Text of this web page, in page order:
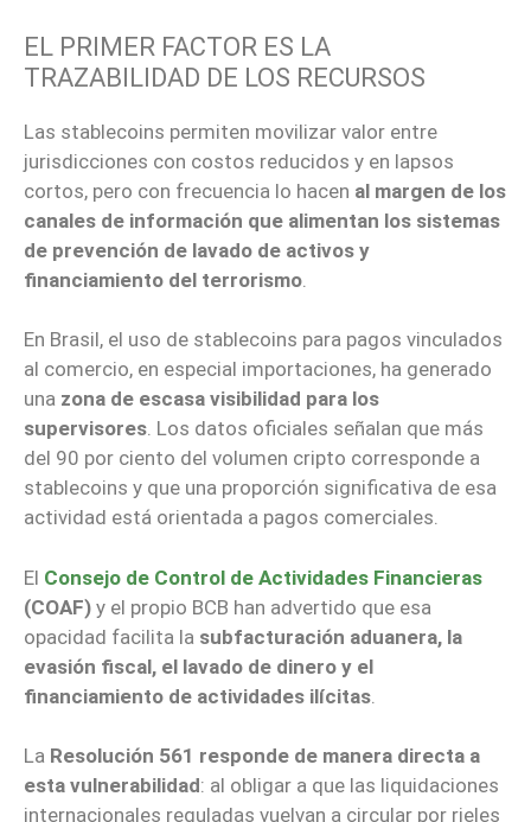
EL PRIMER FACTOR ES LA
TRAZABILIDAD DE LOS RECURSOS
Las stablecoins permiten movilizar valor entre
jurisdicciones con costos reducidos y en lapsos
cortos, pero con frecuencia lo hacen al margen de los
canales de información que alimentan los sistemas
de prevención de lavado de activos y
financiamiento del terrorismo
En Brasil, el uso de stablecoins para pagos vinculados
al comercio, en especial importaciones, ha generado
una zona de escasa visibilidad para los
supervisores. Los datos oficiales señalan que más
del 90 por ciento del volumen cripto corresponde a
stablecoins y que una proporción significativa de esa
actividad está orientada a pagos comerciales.
El Consejo de Control de Actividades Financieras
(COAF) y el propio BCB han advertido que esa
opacidad facilita la subfacturación aduanera, la
evasión fiscal, el lavado de dinero y el
financiamiento de actividades ilícitas
La Resolución 561 responde de manera directa a
esta vulnerabilidad: al obligar a que las liquidaciones
internacionales reguladas vuelvan a circular por rieles